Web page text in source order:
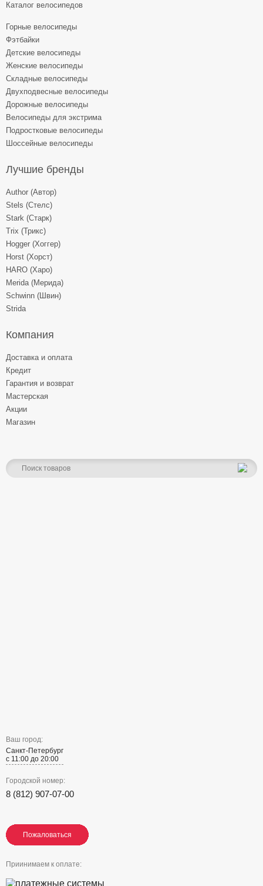
Каталог велосипедов
Горные велосипеды
Фэтбайки
Детские велосипеды
Женские велосипеды
Складные велосипеды
Двухподвесные велосипеды
Дорожные велосипеды
Велосипеды для экстрима
Подростковые велосипеды
Шоссейные велосипеды
Лучшие бренды
Author (Автор)
Stels (Стелс)
Stark (Старк)
Trix (Трикс)
Hogger (Хоггер)
Horst (Хорст)
HARO (Харо)
Merida (Мерида)
Schwinn (Швин)
Strida
Компания
Доставка и оплата
Кредит
Гарантия и возврат
Мастерская
Акции
Магазин
Ваш город:
Санкт-Петербург
с 11:00 до 20:00
Городской номер:
8 (812) 907-07-00
Пожаловаться
Пожаловаться
Пожаловаться
Приинимаем к оплате: